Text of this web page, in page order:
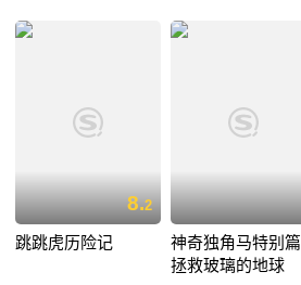
8.2
跳跳虎历险记
神奇独角马特别篇
拯救玻璃的地球